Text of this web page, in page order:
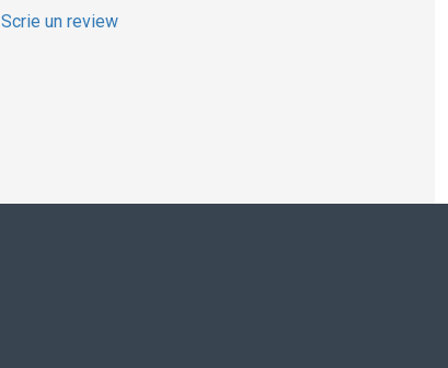
Frosted 350 ml 3034 -
Scrie un review